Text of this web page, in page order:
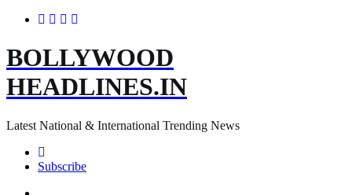
BOLLYWOOD
HEADLINES.IN
Latest National & International Trending News
Subscribe